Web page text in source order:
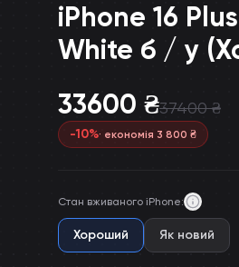
iPhone 16
White б / у
33600 ₴37400₴
-10%· економія 3 800 ₴
Стан вживаного iPhone:
Хороший Як новий